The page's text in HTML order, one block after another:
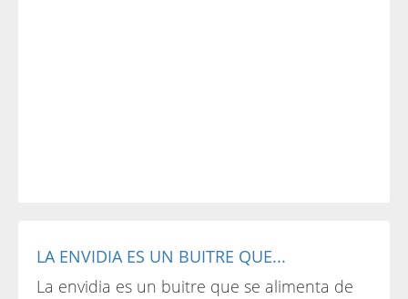
LA ENVIDIA ES UN BUITRE QUE...
La envidia es un buitre que se alimenta de